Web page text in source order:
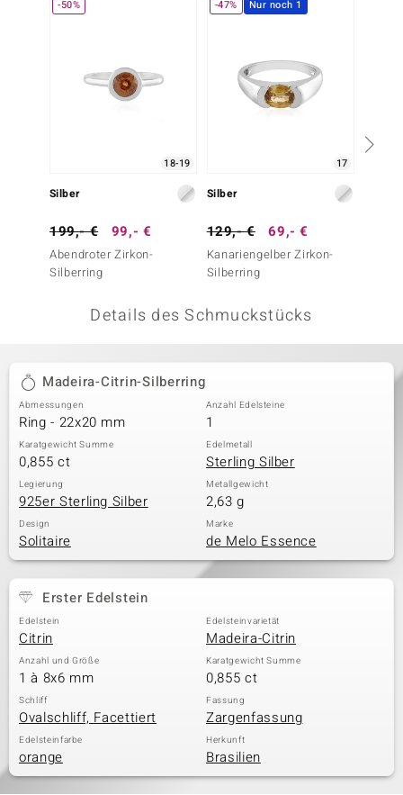
BY DE MELO
Classics
-50%
18-19
Silber
199,- € 99,- €
Abendroter Zirkon-
Silberring
-47% Nur noch 1
17
Silber
129,- € 69,- €
Kanariengelber Zirkon-
Silberring
Details des Schmuckstücks
Madeira-Citrin-Silberring
Abmessungen
Ring - 22x20 mm
Anzahl Edelsteine
1
Karatgewicht Summe
0,855 ct
Edelmetall
Sterling Silber
Legierung
925er Sterling Silber
Metallgewicht
2,63 g
Design
Solitaire
Marke
de Melo Essence
Erster Edelstein
Edelstein
Citrin
Edelsteinvarietät
Madeira-Citrin
Anzahl und Größe
1 à 8x6 mm
Karatgewicht Summe
0,855 ct
Schliff
Ovalschliff, Facettiert
Fassung
Zargenfassung
Edelsteinfarbe
orange
Herkunft
Brasilien